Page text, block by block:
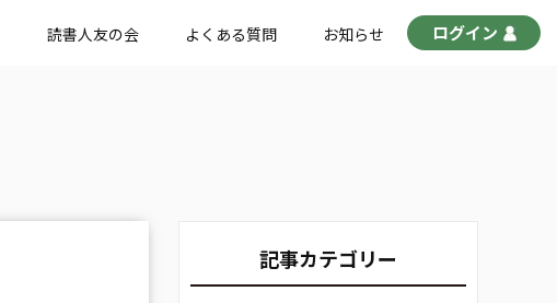
読書人友の会 よくある質問 お知らせ ログイン
記事カテゴリー